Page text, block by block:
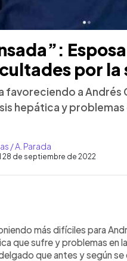
por la
favoreciendo a Andrés
hepática y problemas
/ A. Parada
28 de septiembre de 2022
artículomás difíciles para
que sufre y problemas en
que antes y según se